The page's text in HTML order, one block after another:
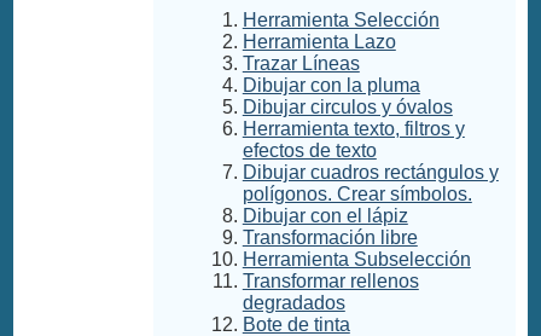
Herramienta Selección
Herramienta Lazo
Trazar Líneas
Dibujar con la pluma
Dibujar circulos y óvalos
Herramienta texto, filtros y
efectos de texto
Dibujar cuadros rectángulos y
polígonos. Crear símbolos.
Dibujar con el lápiz
Transformación libre
Herramienta Subselección
Transformar rellenos
degradados
Bote de tinta